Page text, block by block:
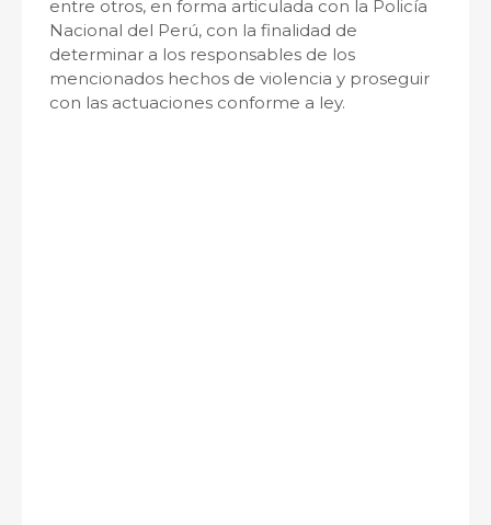
entre otros, en forma articulada con la Policía
Nacional del Perú, con la finalidad de
determinar a los responsables de los
mencionados hechos de violencia y proseguir
con las actuaciones conforme a ley.